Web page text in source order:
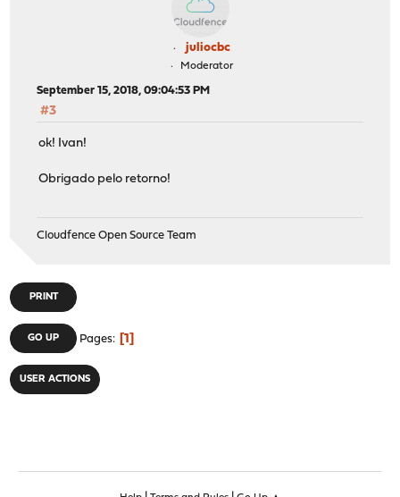
juliocbc
Moderator
September 15, 2018, 09:04:53 PM
#3
ok! Ivan!
Obrigado pelo retorno!
Cloudfence Open Source Team
PRINT
GO UP Pages 1
USER ACTIONS